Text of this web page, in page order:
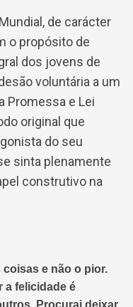
de carácter
o propósito de
dos jovens de
voluntária a um
Promessa e Lei
original que
do seu
sinta plenamente
construtivo na
e não o pior.
a felicidade é